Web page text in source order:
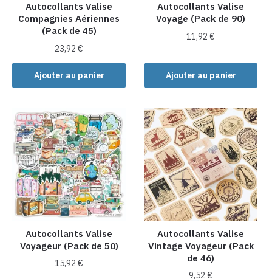
Autocollants Valise
Compagnies Aériennes
(Pack de 45)
23,92€
Ajouter au panier
Autocollants Valise
Voyage (Pack de 90)
11,92€
Ajouter au panier
Autocollants Valise
Voyageur (Pack de 50)
15,92€
Autocollants Valise
Vintage Voyageur (Pack
de 46)
9,52€